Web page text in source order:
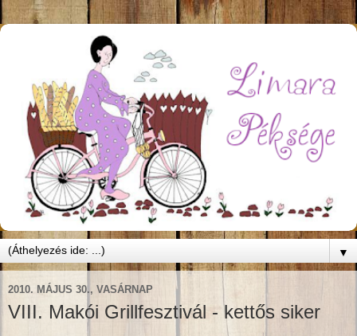
▼
2010. MÁJUS 30., VASÁRNAP
VIII. Makói Grillfesztivál - kettős siker